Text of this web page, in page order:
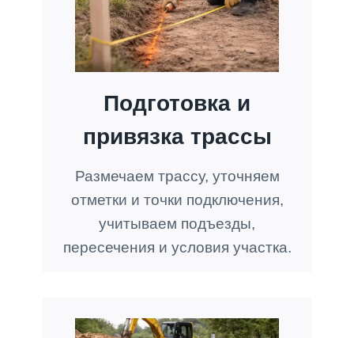
Подготовка и
привязка трассы
Размечаем трассу, уточняем
отметки и точки подключения,
учитываем подъезды,
пересечения и условия участка.